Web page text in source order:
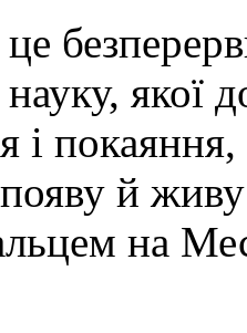
якої
покаяння,
й
на